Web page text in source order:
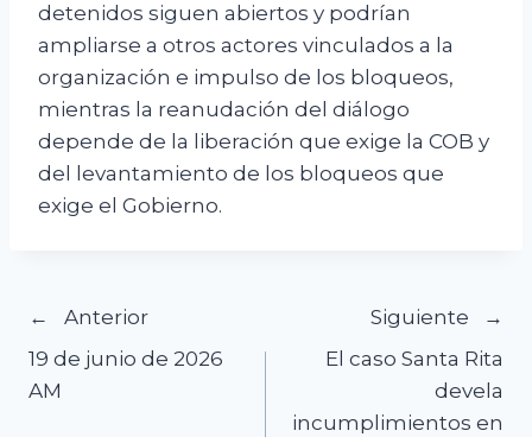
detenidos siguen abiertos y podrían
ampliarse a otros actores vinculados a la
organización e impulso de los bloqueos,
mientras la reanudación del diálogo
depende de la liberación que exige la COB y
del levantamiento de los bloqueos que
exige el Gobierno.
Navegación
de
Anterior
19 de junio de 2026
AM
Siguiente
El caso Santa Rita
devela
incumplimientos en